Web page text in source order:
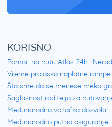
KORISNO
Pomoć na putu Atlas 24h
Vreme prolaska naplatne rampe
Šta sme da se prenese preko
Saglasnost roditelja za
Međunarodna vozačka dozvola
Međunarodno putno osiguranje